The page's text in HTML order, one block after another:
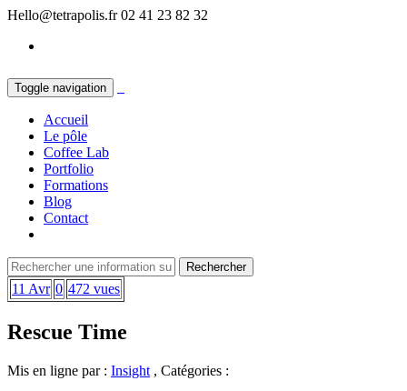
Hello@tetrapolis.fr 02 41 23 82 32
Toggle navigation
Accueil
Le pôle
Coffee Lab
Portfolio
Formations
Blog
Contact
11 Avr 0 472 vues
Rescue Time
Mis en ligne par : Insight , Catégories :